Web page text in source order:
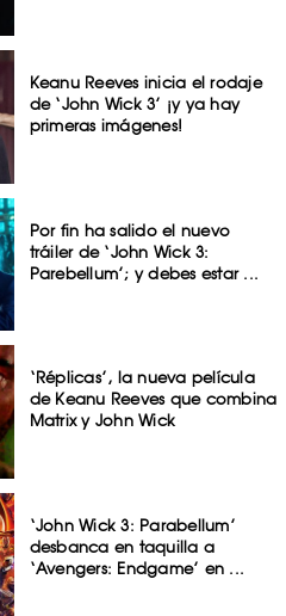
Keanu Reeves inicia el rodaje
de ‘John Wick 3’ ¡y ya hay
primeras imágenes!
Por fin ha salido el nuevo
tráiler de ‘John Wick 3:
Parebellum’; y debes estar ...
‘Réplicas’, la nueva película
de Keanu Reeves que combina
Matrix y John Wick
‘John Wick 3: Parabellum’
desbanca en taquilla a
‘Avengers: Endgame’ en ...